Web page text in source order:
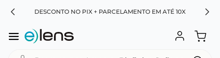
DESCONTO NO PIX + PARCELAMENTO EM ATÉ 10X
Procure por Acuvue, Biofinity, Soflens...